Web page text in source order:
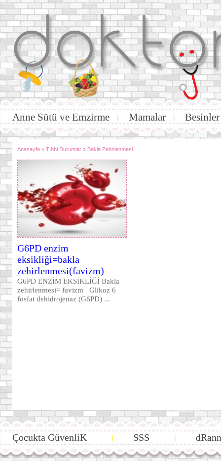
Anne Sütü ve Emzirme | Mamalar | Besinler
Anasayfa » Tıbbi Durumlar » Bakla Zehirlenmesi
G6PD enzim
eksikliği=bakla
zehirlenmesi(favizm)
G6PD ENZİM EKSİKLİĞİ Bakla
zehirlenmesi= favizm Glikoz 6
fosfat dehidrojenaz (G6PD) ...
Çocukta GüvenliK | SSS |